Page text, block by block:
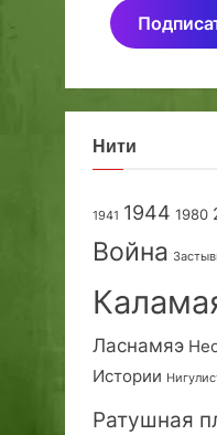
Нити
1941 1944 1980
Война
Ласнамяэ
Истории
Ратушная